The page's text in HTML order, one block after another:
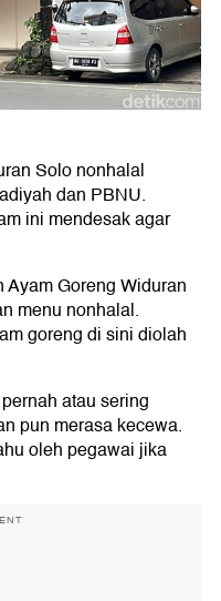
Solo nonhalal
dan PBNU.
ini mendesak agar
Goreng Widuran
menu nonhalal.
goreng di sini diolah
atau sering
pun merasa kecewa.
oleh pegawai jika